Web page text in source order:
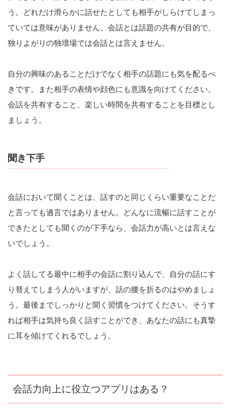
う。どれだけ滑らかに話せたとしても相手がしらけてしまっ
ていては意味がありません。会話とは話題の共有が目的で、
独りよがりの独壇場では会話とは言えません。
自分の興味のあることだけでなく相手の話題にも気を配るべ
きです。また相手の表情や顔色にも意識を向けてください。
会話を共有すること、楽しい時間を共有することを目標とし
ましょう。
聞き下手
会話において聞くことは、話すのと同じくらい重要なことだ
と言っても過言ではありません。どんなに流暢に話すことが
できたとしても聞くのが下手なら、会話力が高いとは言えな
いでしょう。
よく話してる最中に相手の会話に割り込んで、自分の話にす
り替えてしまう人がいますが、話の腰を折るのはやめましょ
う。最後までしっかりと聞く習慣をつけてください。そうす
れば相手は気持ち良く話すことができ、あなたの話にも真摯
に耳を傾けてくれるでしょう。
会話力向上に役立つアプリはある？